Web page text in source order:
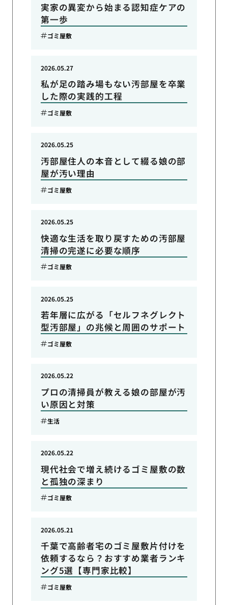
実家の異変から始まる認知症ケアの
第一歩
ゴミ屋敷
私が足の踏み場もない汚部屋を卒業
した際の実践的工程
2026.05.27
ゴミ屋敷
汚部屋住人の本音として綴る娘の部
屋が汚い理由
2026.05.25
ゴミ屋敷
快適な生活を取り戻すための汚部屋
清掃の完遂に必要な順序
2026.05.25
ゴミ屋敷
若年層に広がる「セルフネグレクト
型汚部屋」の兆候と周囲のサポート
2026.05.25
ゴミ屋敷
プロの清掃員が教える娘の部屋が汚
い原因と対策
2026.05.22
生活
現代社会で増え続けるゴミ屋敷の数
と孤独の深まり
2026.05.22
ゴミ屋敷
千葉で高齢者宅のゴミ屋敷片付けを
依頼するなら？おすすめ業者ランキ
ング5選【専門家比較】
2026.05.21
ゴミ屋敷